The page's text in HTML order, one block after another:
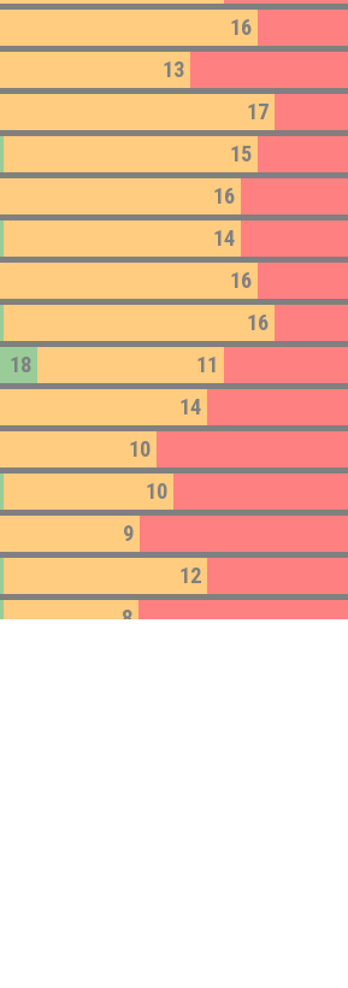
16
13
17
15
16
14
16
16
18 11
14
10
10
9
12
8